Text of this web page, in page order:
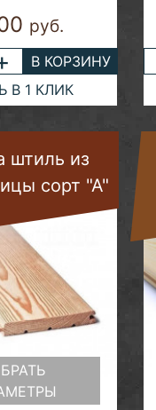
руб.
В КОРЗИНУ
В 1 КЛИК
штиль из
сорт "А"